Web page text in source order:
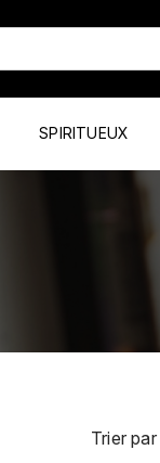
SPIRITUEUX
Trier par